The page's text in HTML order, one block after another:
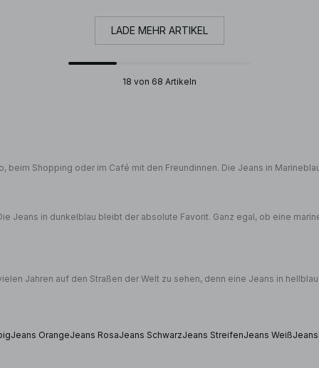
LADE MEHR ARTIKEL
18 von 68 Artikeln
Shopping oder im Café mit den Freundinnen. Die Jeans in
Jeans in dunkelblau bleibt der absolute Favorit. Ganz egal, ob eine
Jahren auf den Straßen der Welt zu sehen, denn eine Jeans in
Jeans OrangeJeans RosaJeans SchwarzJeans StreifenJeans Weiß